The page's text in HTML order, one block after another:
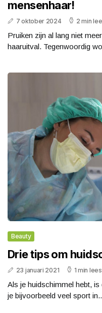
mensenhaar!
7 oktober 2024 2 min
Pruiken zijn al lang niet
haaruitval. Tegenwoordig
Beauty
Drie tips om
23 januari 2021 1 min
Als je huidschimmel hebt, is
je bijvoorbeeld veel sport